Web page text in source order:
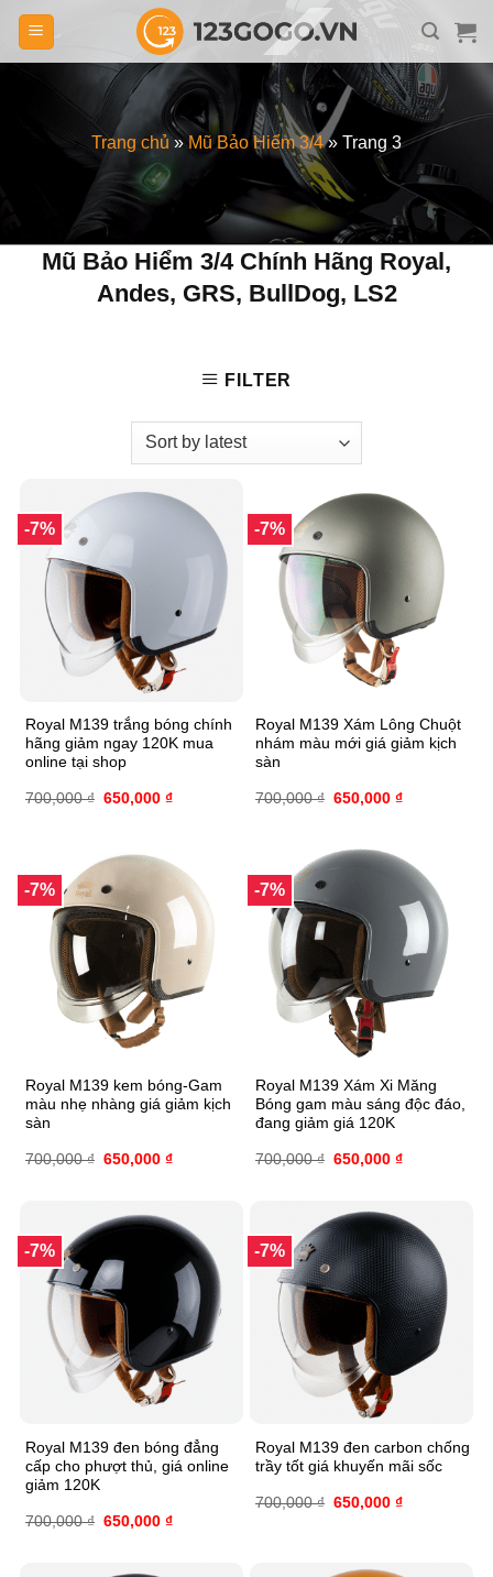
Skip
content
Trang chủ »Mũ Bảo Hiểm 3/4» Trang 3
Mũ Bảo Hiểm 3/4 Chính Hãng Royal,
Andes, GRS, BullDog, LS2
FILTER
-7%
Royal M139 trắng bóng chính
hãng giảm ngay 120K mua
online tại shop
700,000₫ 650,000₫
-7%
Royal M139 Xám Lông Chuột
nhám màu mới giá giảm kịch
sàn
700,000₫ 650,000₫
-7%
Royal M139 kem bóng-Gam
màu nhẹ nhàng giá giảm kịch
sàn
700,000₫ 650,000₫
-7%
Royal M139 Xám Xi Măng
Bóng gam màu sáng độc đáo,
đang giảm giá 120K
700,000₫ 650,000₫
-7%
Royal M139 đen bóng đẳng
cấp cho phượt thủ, giá online
giảm 120K
700,000₫ 650,000₫
-7%
Royal M139 đen carbon chống
trầy tốt giá khuyến mãi sốc
700,000₫ 650,000₫